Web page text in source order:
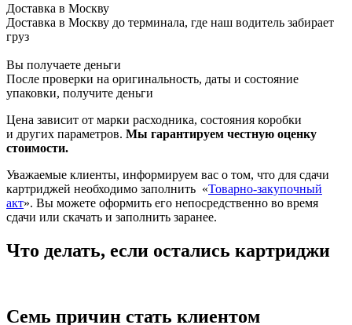
Доставка в Москву
Доставка в Москву до терминала, где наш водитель забирает
груз
Вы получаете деньги
После проверки на оригинальность, даты и состояние
упаковки, получите деньги
Цена зависит от марки расходника, состояния коробки
и других параметров. Мы гарантируем честную оценку
стоимости.
Уважаемые клиенты, информируем вас о том, что для сдачи
картриджей необходимо заполнить «Товарно-закупочный
акт». Вы можете оформить его непосредственно во время
сдачи или скачать и заполнить заранее.
Что делать, если остались картриджи
Семь причин стать клиентом